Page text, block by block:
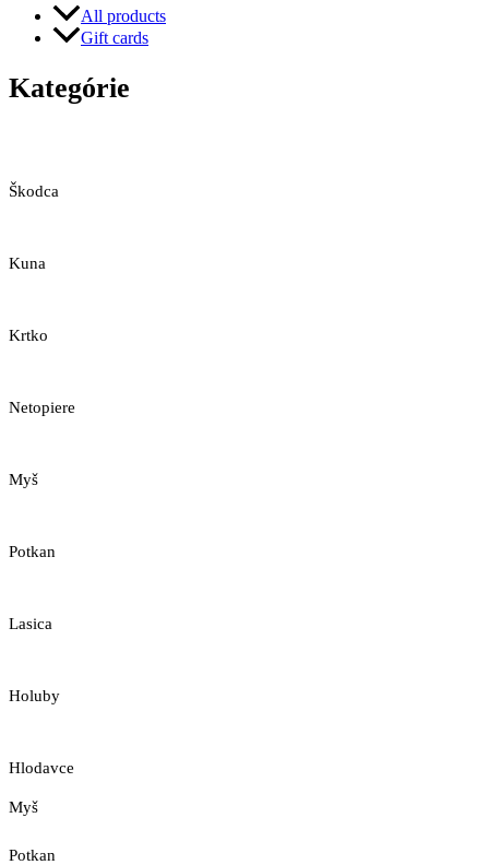
All products
Gift cards
Kategórie
Škodca
Kuna
Krtko
Netopiere
Myš
Potkan
Lasica
Holuby
Hlodavce
Myš
Potkan